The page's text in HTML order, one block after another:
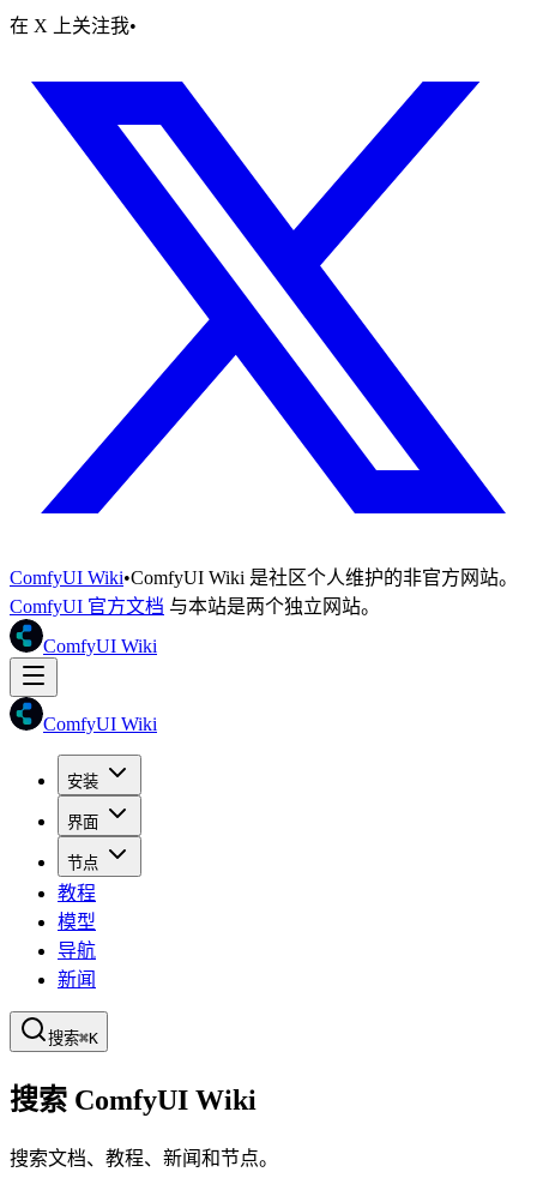
在 X 上关注我•
ComfyUI Wiki•ComfyUI Wiki 是社区个人维护的非官方网站。
ComfyUI 官方文档 与本站是两个独立网站。
ComfyUI Wiki
ComfyUI Wiki
安装
界面
节点
教程
模型
导航
新闻
搜索⌘K
搜索 ComfyUI Wiki
搜索文档、教程、新闻和节点。